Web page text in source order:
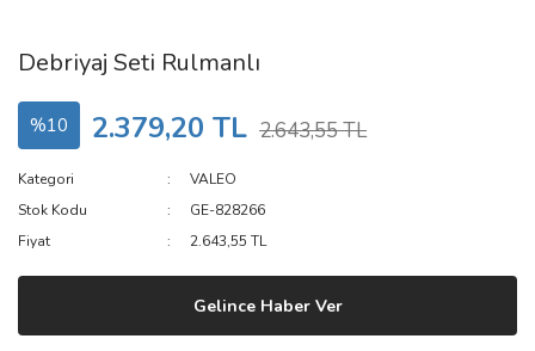
Debriyaj Seti Rulmanlı
%10 2.379,20 TL 2.643,55 TL
Kategori
VALEO
Stok Kodu
GE-828266
Fiyat
2.643,55 TL
Gelince Haber Ver